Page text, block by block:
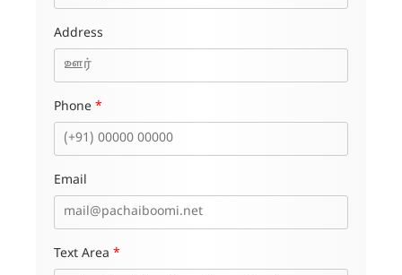
Address
Phone *
Email
Text Area *